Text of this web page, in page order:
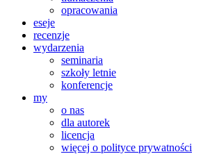
opracowania
eseje
recenzje
wydarzenia
seminaria
szkoły letnie
konferencje
my
o nas
dla autorek
licencja
więcej o polityce prywatności